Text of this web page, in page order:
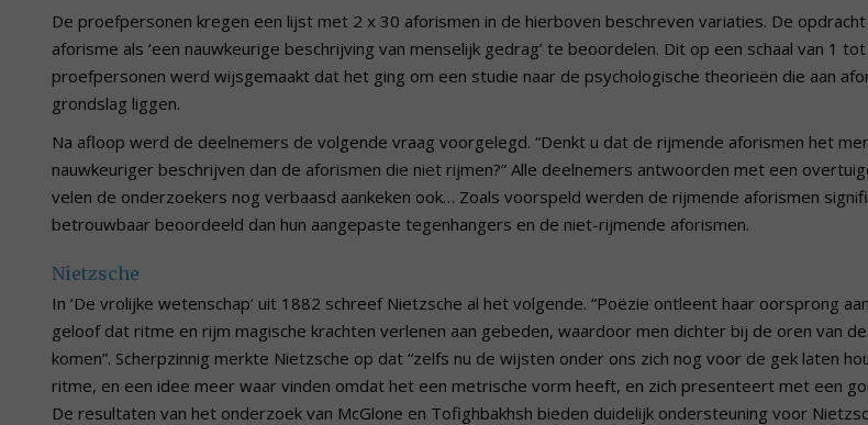
De proefpersonen kregen een lijst met 2 x 30 aforismen in de hierboven beschreven variaties. De
aforisme als ‘een nauwkeurige beschrijving van menselijk gedrag’ te beoordelen. Dit op een schaal van 1
proefpersonen werd wijsgemaakt dat het ging om een studie naar de psychologische theorieën die aan
grondslag liggen.
Na afloop werd de deelnemers de volgende vraag voorgelegd. “Denkt u dat de rijmende aforismen het
nauwkeuriger beschrijven dan de aforismen die niet rijmen?” Alle deelnemers antwoorden met een
velen de onderzoekers nog verbaasd aankeken ook… Zoals voorspeld werden de rijmende aforismen
betrouwbaar beoordeeld dan hun aangepaste tegenhangers en de niet-rijmende aforismen.
Nietzsche
In ‘De vrolijke wetenschap’ uit 1882 schreef Nietzsche al het volgende. “Poëzie ontleent haar oorsprong
geloof dat ritme en rijm magische krachten verlenen aan gebeden, waardoor men dichter bij de oren van
komen”. Scherpzinnig merkte Nietzsche op dat “zelfs nu de wijsten onder ons zich nog voor de gek laten
ritme, en een idee meer waar vinden omdat het een metrische vorm heeft, en zich presenteert met een
De resultaten van het onderzoek van McGlone en Tofighbakhsh bieden duidelijk ondersteuning voor